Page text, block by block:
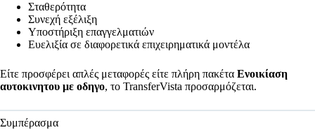
Σταθερότητα
Συνεχή εξέλιξη
Υποστήριξη επαγγελματιών
Ευελιξία σε διαφορετικά επιχειρηματικά μοντέλα
Είτε προσφέρει απλές μεταφορές είτε πλήρη πακέτα Ενοικίαση
αυτοκινητου με οδηγο, το TransferVista προσαρμόζεται.
Συμπέρασμα